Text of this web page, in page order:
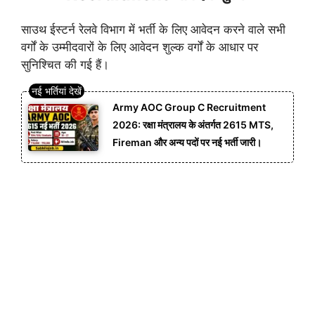
साउथ ईस्टर्न रेलवे विभाग में भर्ती के लिए आवेदन करने वाले सभी
वर्गों के उम्मीदवारों के लिए आवेदन शुल्क वर्गों के आधार पर
सुनिश्चित की गई हैं।
Army AOC Group C Recruitment
2026: रक्षा मंत्रालय के अंतर्गत 2615 MTS,
Fireman और अन्य पदों पर नई भर्ती जारी।